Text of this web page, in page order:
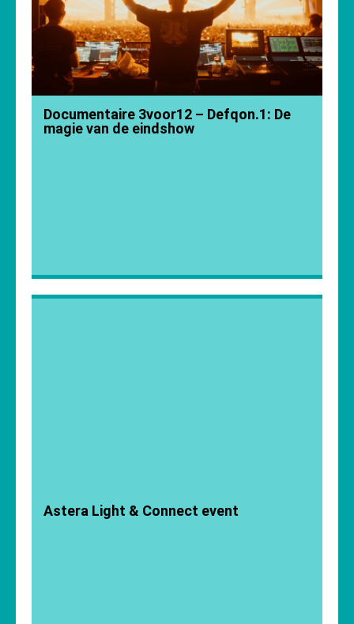
Documentaire 3voor12 – Defqon.1: De
magie van de eindshow
Astera Light & Connect event